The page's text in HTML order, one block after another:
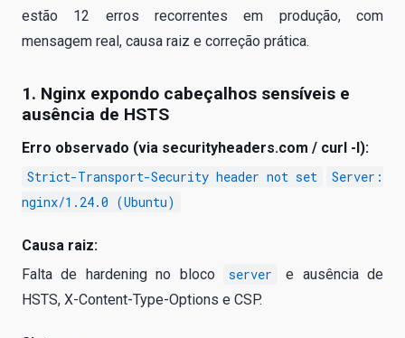
estão 12 erros recorrentes em produção, com
mensagem real, causa raiz e correção prática.
1. Nginx expondo cabeçalhos sensíveis e
ausência de HSTS
Erro observado (via securityheaders.com / curl -I):
Strict-Transport-Security header not set
Server:
nginx/1.24.0 (Ubuntu)
Causa raiz:
Falta de hardening no bloco
server
e ausência de
HSTS, X-Content-Type-Options e CSP.